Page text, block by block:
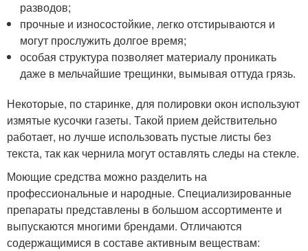
разводов;
прочные и износостойкие, легко отстирываются и
могут прослужить долгое время;
особая структура позволяет материалу проникать
даже в мельчайшие трещинки, вымывая оттуда грязь.
Некоторые, по старинке, для полировки окон используют
измятые кусочки газеты. Такой прием действительно
работает, но лучше использовать пустые листы без
текста, так как чернила могут оставлять следы на стекле.
Моющие средства можно разделить на
профессиональные и народные. Специализированные
препараты представлены в большом ассортименте и
выпускаются многими брендами. Отличаются
содержащимися в составе активным веществам: